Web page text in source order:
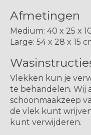
Afmetingen
Medium: 40 x 25 x
Large: 54 x 28 x 15
Vlekken kun je
te behandelen. Wij
schoonmaakzeep
de vlek kunt
kunt verwijderen.